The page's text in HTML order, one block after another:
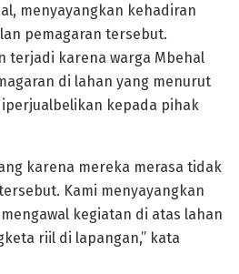
menyayangkan kehadiran
pemagaran tersebut.
terjadi karena warga Mbehal
di lahan yang menurut
kepada pihak
karena mereka merasa tidak
Kami menyayangkan
kegiatan di atas lahan
riil di lapangan,” kata